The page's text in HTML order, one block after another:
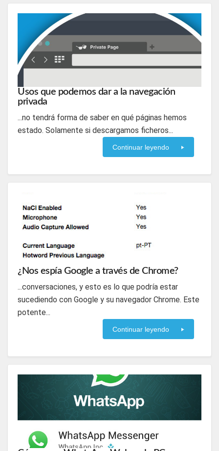
Usos que podemos dar a la navegación
privada
...no tendrá forma de saber en qué páginas hemos
estado. Solamente si descargamos ficheros...
Continuar leyendo
¿Nos espía Google a través de Chrome?
...conversaciones, y esto es lo que podría estar
sucediendo con Google y su navegador Chrome. Este
potente...
Continuar leyendo